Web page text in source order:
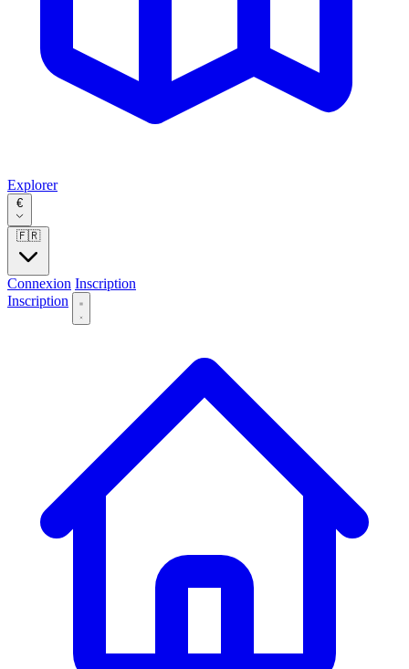
Explorer
€
🇫🇷
Connexion Inscription
Inscription